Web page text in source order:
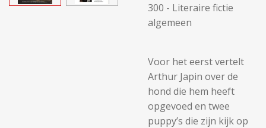
300 - Literaire fictie
algemeen
Voor het eerst vertelt
Arthur Japin over de
hond die hem heeft
opgevoed en twee
puppy’s die zijn kijk op